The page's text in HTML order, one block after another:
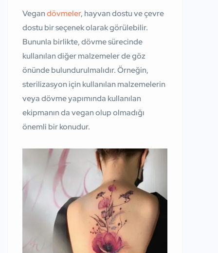
Vegandövmeler, hayvan dostu ve çevre
dostu bir seçenek olarak görülebilir.
Bununla birlikte, dövme sürecinde
kullanılan diğer malzemeler de göz
önünde bulundurulmalıdır. Örneğin,
sterilizasyon için kullanılan malzemelerin
veya dövme yapımında kullanılan
ekipmanın da vegan olup olmadığı
önemli bir konudur.